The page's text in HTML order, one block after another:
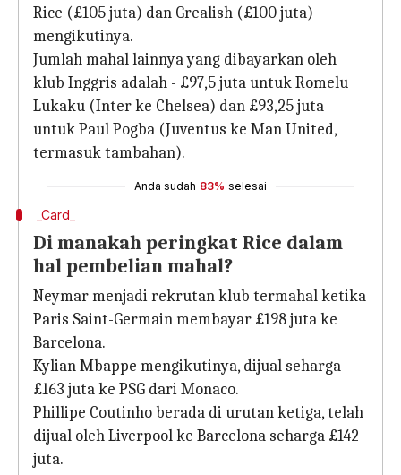
Rice (£105 juta) dan Grealish (£100 juta)
mengikutinya.
Jumlah mahal lainnya yang dibayarkan oleh
klub Inggris adalah - £97,5 juta untuk Romelu
Lukaku (Inter ke Chelsea) dan £93,25 juta
untuk Paul Pogba (Juventus ke Man United,
termasuk tambahan).
Anda sudah 83% selesai
_Card_
Di manakah peringkat Rice dalam
hal pembelian mahal?
Neymar menjadi rekrutan klub termahal ketika
Paris Saint-Germain membayar £198 juta ke
Barcelona.
Kylian Mbappe mengikutinya, dijual seharga
£163 juta ke PSG dari Monaco.
Phillipe Coutinho berada di urutan ketiga, telah
dijual oleh Liverpool ke Barcelona seharga £142
juta.